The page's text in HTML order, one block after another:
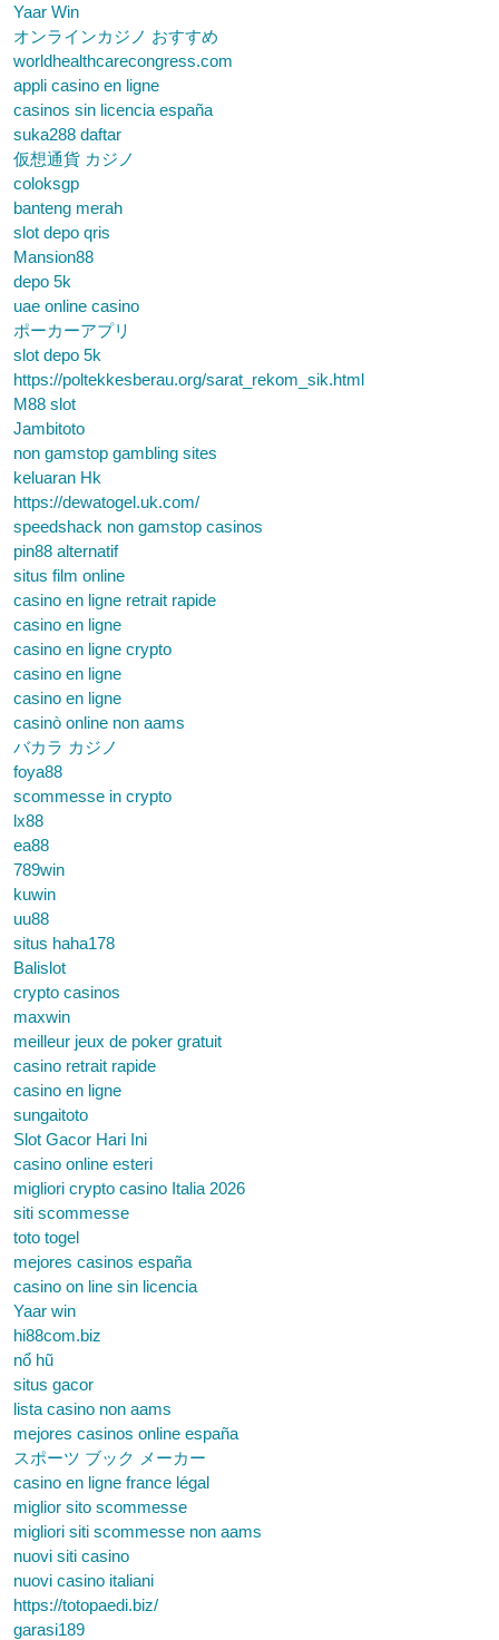
Yaar Win
オンラインカジノ おすすめ
worldhealthcarecongress.com
appli casino en ligne
casinos sin licencia españa
suka288 daftar
仮想通貨 カジノ
coloksgp
banteng merah
slot depo qris
Mansion88
depo 5k
uae online casino
ポーカーアプリ
slot depo 5k
https://poltekkesberau.org/sarat_rekom_sik.html
M88 slot
Jambitoto
non gamstop gambling sites
keluaran Hk
https://dewatogel.uk.com/
speedshack non gamstop casinos
pin88 alternatif
situs film online
casino en ligne retrait rapide
casino en ligne
casino en ligne crypto
casino en ligne
casino en ligne
casinò online non aams
バカラ カジノ
foya88
scommesse in crypto
lx88
ea88
789win
kuwin
uu88
situs haha178
Balislot
crypto casinos
maxwin
meilleur jeux de poker gratuit
casino retrait rapide
casino en ligne
sungaitoto
Slot Gacor Hari Ini
casino online esteri
migliori crypto casino Italia 2026
siti scommesse
toto togel
mejores casinos españa
casino on line sin licencia
Yaar win
hi88com.biz
nổ hũ
situs gacor
lista casino non aams
mejores casinos online españa
スポーツ ブック メーカー
casino en ligne france légal
miglior sito scommesse
migliori siti scommesse non aams
nuovi siti casino
nuovi casino italiani
https://totopaedi.biz/
garasi189